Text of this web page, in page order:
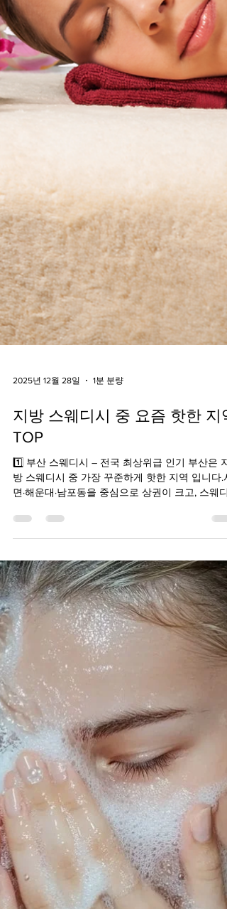
2025년 12월 28일 1분 분량
지방 스웨디시 중 요즘 핫한 지
TOP
1️⃣ 부산 스웨디시 – 전국 최상위급 인기 부산은 지
방 스웨디시 중 가장 꾸준하게 핫한 지역 입니다.서
시에 존재 프라이빗 1인샵부터 고급형까지 다양 후
기·재방문율 높음 👉 “지방 스웨디시의 강남” 이라
불릴 만큼 안정적인 인기 지역 2️⃣ 대구 스웨디시 –
밀도 높은 단골 상권 지방 스웨디시 대구는 동성로·
수성구를 중심으로 단골 중심 스웨디시 문화 가 잘
형성된 지역입니다. 특징 관리 강도와 테크닉 만족
도 높음 정성 중심 관리 스타일 가격 대비 관리 퀄
티 좋음 👉 화려함보다는 실속형 힐링 을 찾는 분
에게 인기 3️⃣ 광주 스웨디시 – 숨은 강자 광주는 최
근 검색량과 후기 언급이 빠르게 늘고 있는 지역입
니다. 특징 신규 매장 증가 추세 가격 부담 적고 관
시간 넉넉 조용하고 편안한 분위기 👉 가성비 + 여
유 있는 관리 를 원하면 주